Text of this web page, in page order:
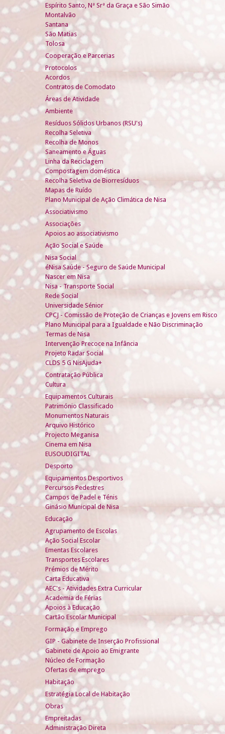
Espírito Santo, Nª Srª da Graça e São Simão
Montalvão
Santana
São Matias
Tolosa
Cooperação e Parcerias
Protocolos
Acordos
Contratos de Comodato
Áreas de Atividade
Ambiente
Resíduos Sólidos Urbanos (RSU's)
Recolha Seletiva
Recolha de Monos
Saneamento e Águas
Linha da Reciclagem
Compostagem doméstica
Recolha Seletiva de Biorresíduos
Mapas de Ruído
Plano Municipal de Ação Climática de Nisa
Associativismo
Associações
Apoios ao associativismo
Ação Social e Saúde
Nisa Social
éNisa Saúde - Seguro de Saúde Municipal
Nascer em Nisa
Nisa - Transporte Social
Rede Social
Universidade Sénior
CPCJ - Comissão de Proteção de Crianças e Jovens em Risco
Plano Municipal para a Igualdade e Não Discriminação
Termas de Nisa
Intervenção Precoce na Infância
Projeto Radar Social
CLDS 5 G NisAjuda+
Contratação Pública
Cultura
Equipamentos Culturais
Património Classificado
Monumentos Naturais
Arquivo Histórico
Projecto Meganisa
Cinema em Nisa
EUSOUDIGITAL
Desporto
Equipamentos Desportivos
Percursos Pedestres
Campos de Padel e Ténis
Ginásio Municipal de Nisa
Educação
Agrupamento de Escolas
Ação Social Escolar
Ementas Escolares
Transportes Escolares
Prémios de Mérito
Carta Educativa
AEC's - Atividades Extra Curricular
Academia de Férias
Apoios à Educação
Cartão Escolar Municipal
Formação e Emprego
GIP - Gabinete de Inserção Profissional
Gabinete de Apoio ao Emigrante
Núcleo de Formação
Ofertas de emprego
Habitação
Estratégia Local de Habitação
Obras
Empreitadas
Administração Direta